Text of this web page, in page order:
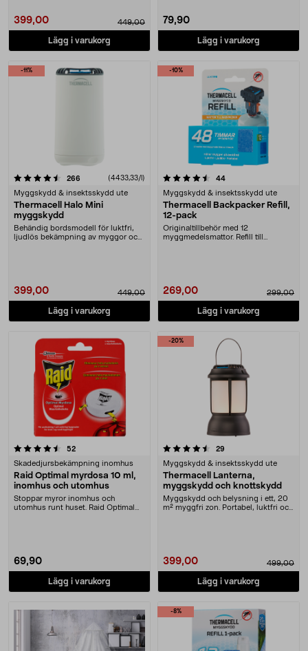
399,00 449,00
Lägg i varukorg
79,90
Lägg i varukorg
-11%
266 recensioner(4433,33/l)
Myggskydd & insektsskydd ute
Thermacell Halo Mini
myggskydd
Behändig bordsmodell för luktfri,
ljudlös bekämpning av myggor och
399,00 449,00
Lägg i varukorg
-10%
4.5 av 5 stjärnor 44recensioner
Myggskydd & insektsskydd ute
Thermacell Backpacker Refill,
12-pack
Originaltillbehör med 12
myggmedelsmattor. Refill till
269,00 299,00
Lägg i varukorg
52recensioner
Skadedjursbekämpning inomhus
Raid Optimal myrdosa 10 ml,
inomhus och utomhus
Stoppar myror inomhus och
utomhus runt huset. Raid Optimal
69,90
Lägg i varukorg
-20%
4.5 av 5 stjärnor 29
Myggskydd & insektsskydd ute
Thermacell Lanterna,
myggskydd och knottskydd
Myggskydd och belysning i ett, 20
m² myggfri zon. Portabel, luktfri och
399,00 499,00
Lägg i varukorg
-8%